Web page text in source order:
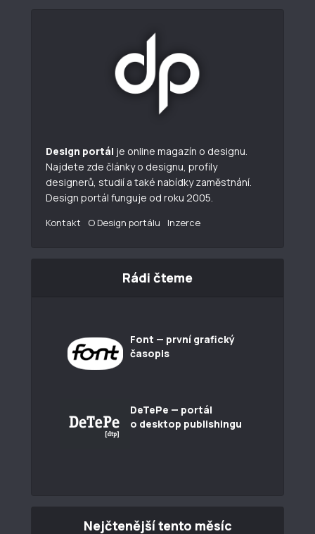
Design portál je online magazín o designu.
Najdete zde články o designu, profily
designerů, studií a také nabídky zaměstnání.
Design portál funguje od roku 2005.
Kontakt O Design portálu Inzerce
Rádi čteme
Font — první grafický
časopis
DeTePe — portál
o desktop publishingu
Nejčtenější tento měsíc